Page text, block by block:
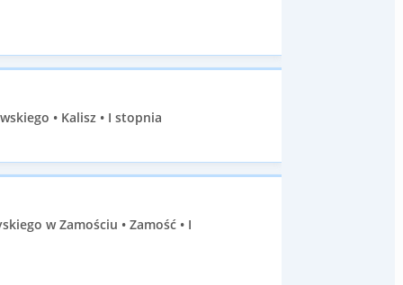
• Kalisz • I stopnia
w Zamościu • Zamość • I